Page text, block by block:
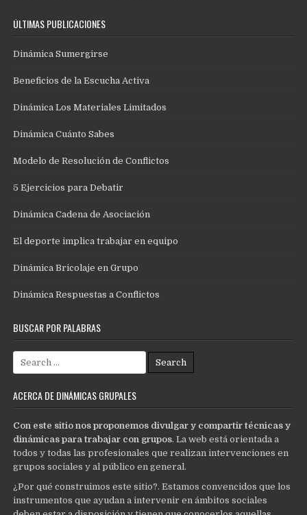
ÚLTIMAS PUBLICACIONES
Dinámica Sumergirse
Beneficios de la Escucha Activa
Dinámica Los Materiales Limitados
Dinámica Cuánto Sabes
Modelo de Resolución de Conflictos
5 Ejercicios para Debatir
Dinámica Cadena de Asociación
El deporte implica trabajar en equipo
Dinámica Bricolaje en Grupo
Dinámica Respuestas a Conflictos
BUSCAR POR PALABRAS
Search
for:
ACERCA DE DINÁMICAS GRUPALES
Con este sitio nos proponemos divulgar y compartir técnicas y
dinámicas para trabajar con grupos. La web está orientada a
todos y todas las profesionales que realizan intervenciones en
grupos sociales y al público en general.
¿Por qué construimos este sitio?. Estamos convencidos que los
instrumentos que ayudan a intervenir en ámbitos sociales